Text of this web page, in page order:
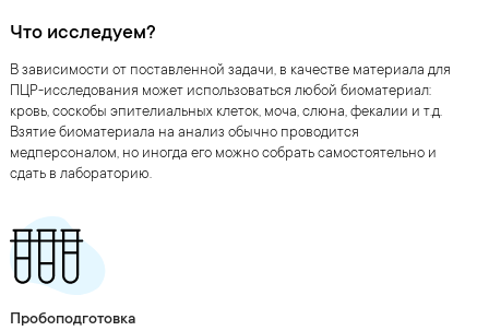
Что исследуем?
В зависимости от поставленной задачи, в качестве материала для
ПЦР-исследования может использоваться любой биоматериал:
кровь, соскобы эпителиальных клеток, моча, слюна, фекалии и т.д.
Взятие биоматериала на анализ обычно проводится
медперсоналом, но иногда его можно собрать самостоятельно и
сдать в лабораторию.
Пробоподготовка